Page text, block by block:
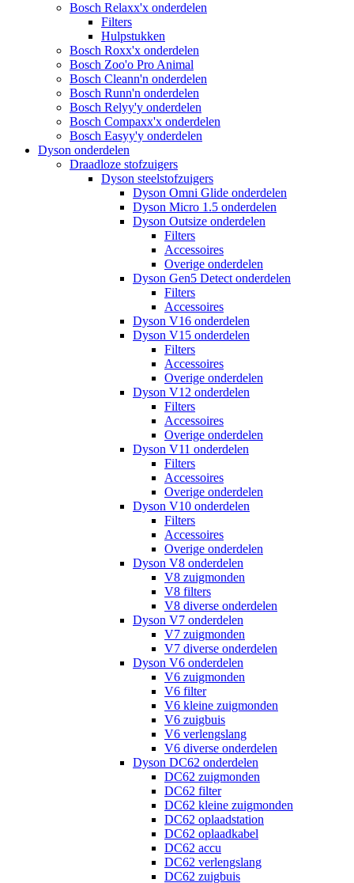
Bosch Relaxx'x onderdelen
Filters
Hulpstukken
Bosch Roxx'x onderdelen
Bosch Zoo'o Pro Animal
Bosch Cleann'n onderdelen
Bosch Runn'n onderdelen
Bosch Relyy'y onderdelen
Bosch Compaxx'x onderdelen
Bosch Easyy'y onderdelen
Dyson onderdelen
Draadloze stofzuigers
Dyson steelstofzuigers
Dyson Omni Glide onderdelen
Dyson Micro 1.5 onderdelen
Dyson Outsize onderdelen
Filters
Accessoires
Overige onderdelen
Dyson Gen5 Detect onderdelen
Filters
Accessoires
Dyson V16 onderdelen
Dyson V15 onderdelen
Filters
Accessoires
Overige onderdelen
Dyson V12 onderdelen
Filters
Accessoires
Overige onderdelen
Dyson V11 onderdelen
Filters
Accessoires
Overige onderdelen
Dyson V10 onderdelen
Filters
Accessoires
Overige onderdelen
Dyson V8 onderdelen
V8 zuigmonden
V8 filters
V8 diverse onderdelen
Dyson V7 onderdelen
V7 zuigmonden
V7 diverse onderdelen
Dyson V6 onderdelen
V6 zuigmonden
V6 filter
V6 kleine zuigmonden
V6 zuigbuis
V6 verlengslang
V6 diverse onderdelen
Dyson DC62 onderdelen
DC62 zuigmonden
DC62 filter
DC62 kleine zuigmonden
DC62 oplaadstation
DC62 oplaadkabel
DC62 accu
DC62 verlengslang
DC62 zuigbuis